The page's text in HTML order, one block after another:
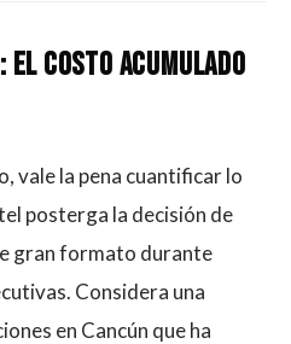
El Costo Acumulado
vale la pena cuantificar lo
posterga la decisión de
gran formato durante
Considera una
en Cancún que ha